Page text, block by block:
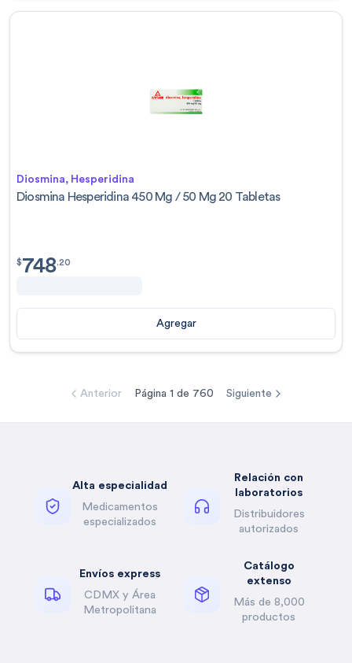
Diosmina, Hesperidina
Diosmina Hesperidina 450 Mg / 50 Mg 20 Tabletas
$748.20
$748.20
Agregar
Anterior Página 1 de 760 Siguiente
Alta especialidad
Medicamentos
especializados
Relación con
laboratorios
Distribuidores
autorizados
Envíos express
CDMX y Área
Metropolitana
Catálogo
extenso
Más de 8,000
productos